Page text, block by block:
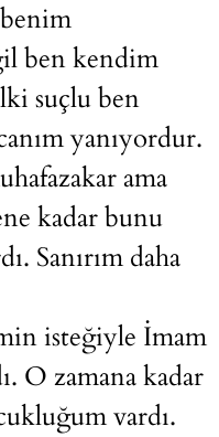
ben kendim
suçlu ben
yanıyordur.
ama
kadar bunu
Sanırım daha
isteğiyle İmam
O zamana kadar
vardı.